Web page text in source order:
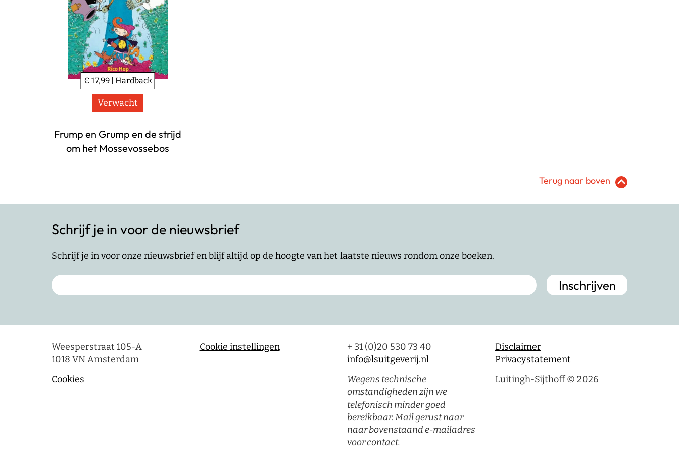
€ 17,99 | Hardback
Verwacht
Frump en Grump en de strijd
om het Mossevossebos
Terug naar boven
Schrijf je in voor de nieuwsbrief
Schrijf je in voor onze nieuwsbrief en blijf altijd op de hoogte van het laatste nieuws rondom onze boeken.
Weesperstraat 105-A
1018 VN Amsterdam
Cookies
Cookie instellingen
+ 31 (0)20 530 73 40
info@lsuitgeverij.nl
Wegens technische
omstandigheden zijn we
telefonisch minder goed
bereikbaar. Mail gerust naar
naar bovenstaand e-mailadres
voor contact.
Disclaimer
Privacystatement
Luitingh-Sijthoff © 2026